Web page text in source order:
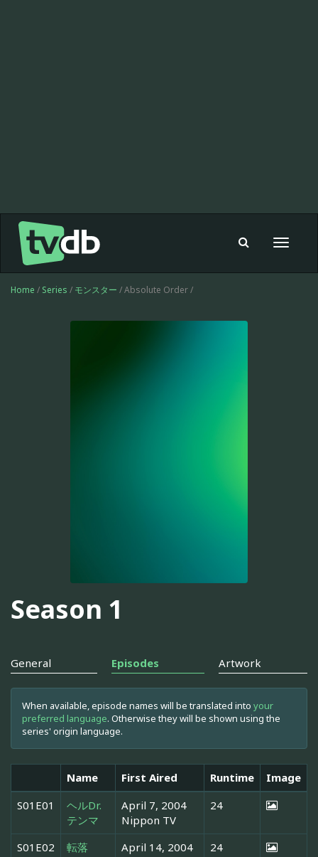
Toggle
Home / Series / モンスター / Absolute Order /
Season 1
General Episodes Artwork
When available, episode names will be translated into your
preferred language. Otherwise they will be shown using the
series' origin language.
Name First Aired Runtime
Image
S01E01
ヘルDr.
テンマ
April 7, 2004
Nippon TV
24
S01E02 転落
April 14, 2004
24